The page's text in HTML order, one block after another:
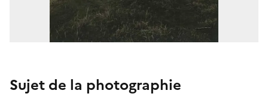
Sujet de la photographie